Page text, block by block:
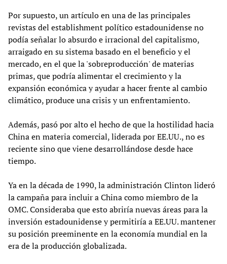
Por supuesto, un artículo en una de las principales
revistas del establishment político estadounidense no
podía señalar lo absurdo e irracional del capitalismo,
arraigado en su sistema basado en el beneficio y el
mercado, en el que la 'sobreproducción' de materias
primas, que podría alimentar el crecimiento y la
expansión económica y ayudar a hacer frente al cambio
climático, produce una crisis y un enfrentamiento.
Además, pasó por alto el hecho de que la hostilidad hacia
China en materia comercial, liderada por EE.UU., no es
reciente sino que viene desarrollándose desde hace
tiempo.
Ya en la década de 1990, la administración Clinton lideró
la campaña para incluir a China como miembro de la
OMC. Consideraba que esto abriría nuevas áreas para la
inversión estadounidense y permitiría a EE.UU. mantener
su posición preeminente en la economía mundial en la
era de la producción globalizada.